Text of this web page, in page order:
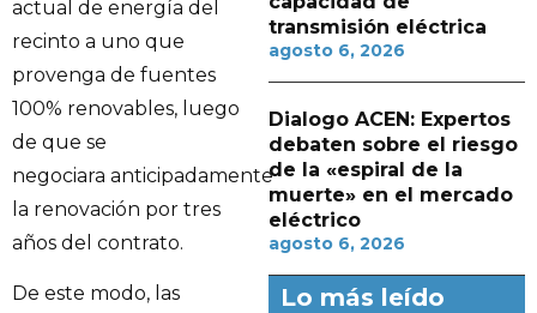
actual de energía del
recinto a uno que
provenga de fuentes
100% renovables, luego
de que se
negociara anticipadamente
la renovación por tres
años del contrato.
De este modo, las
transmisión eléctrica
agosto 6, 2026
Dialogo ACEN: Expertos
debaten sobre el riesgo
de la «espiral de la
muerte» en el mercado
eléctrico
agosto 6, 2026
Lo más leído